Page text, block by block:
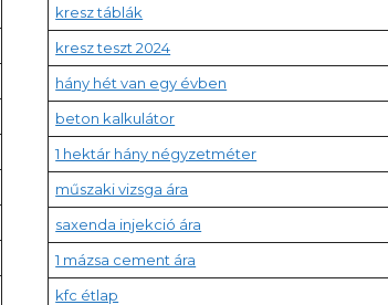
kresz táblák
kresz teszt 2024
hány hét van egy évben
beton kalkulátor
1 hektár hány négyzetméter
műszaki vizsga ára
saxenda injekció ára
1 mázsa cement ára
kfc étlap